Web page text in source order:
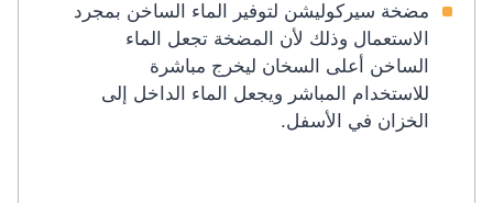
مضخة سيركوليشن لتوفير الماء الساخن بمجرد
الاستعمال وذلك لأن المضخة تجعل الماء
الساخن أعلى السخان ليخرج مباشرة
للاستخدام المباشر ويجعل الماء الداخل إلى
الخزان في الأسفل.